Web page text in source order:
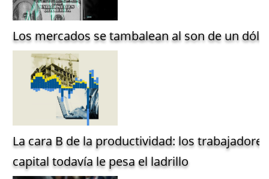
Los mercados se tambalean al son de un
La cara B de la productividad: los
capital todavía le pesa el ladrillo